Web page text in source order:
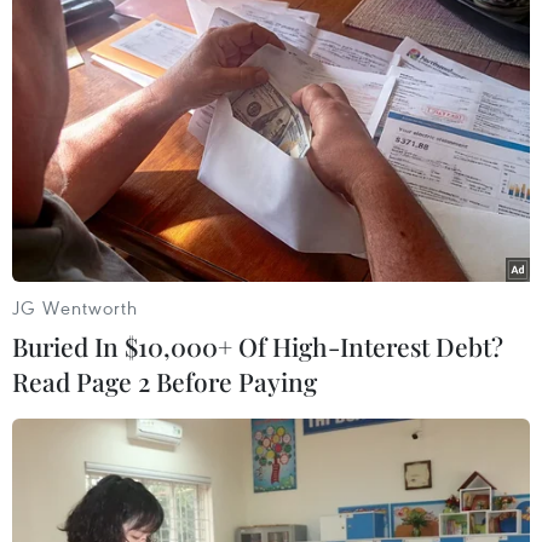
Theo dõi VietnamPlus
TIN LIÊN QUAN
JG Wentworth
Buried In $10,000+ Of High-Interest Debt?
Read Page 2 Before Paying